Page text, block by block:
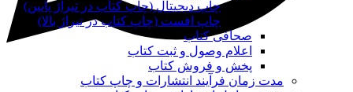
چاپ دیجیتال (چاپ کتاب در تیراژ پایین)
چاپ افست (چاپ کتاب در تیراژ بالا)
صحافی کتاب
اعلام وصول و ثبت کتاب
پخش و فروش کتاب
مدت زمان فرآیند انتشارات و چاپ کتاب